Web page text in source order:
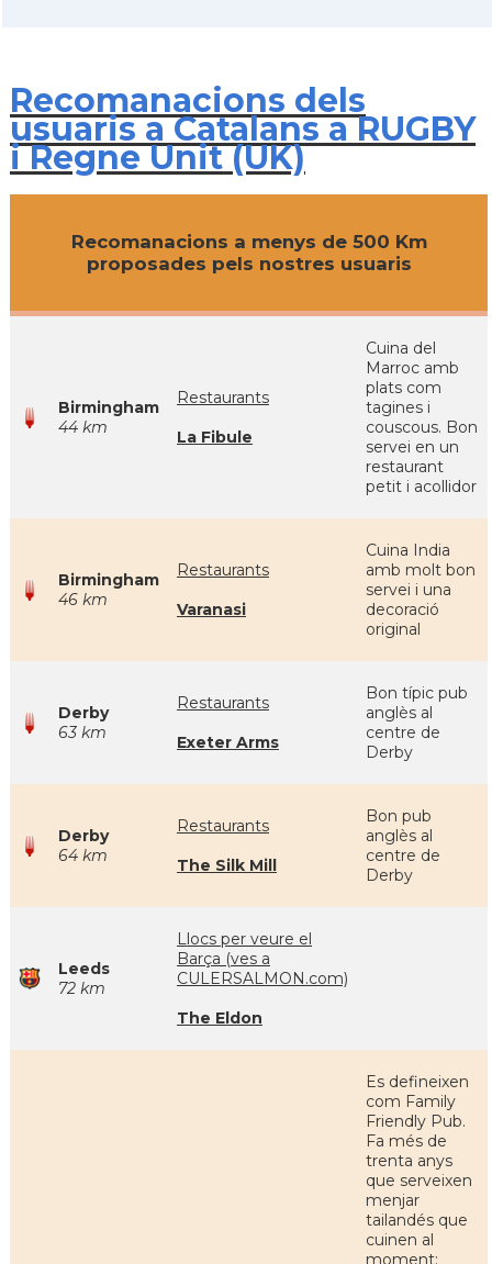
Recomanacions dels
usuaris a Catalans a RUGBY
i Regne Unit (UK)
Recomanacions a menys de 500 Km
proposades pels nostres usuaris
Birmingham
44 km
Restaurants
La Fibule
Cuina del
Marroc amb
plats com
tagines i
couscous. Bon
servei en un
restaurant
petit i acollidor
Birmingham
46 km
Restaurants
Varanasi
Cuina India
amb molt bon
servei i una
decoració
original
Derby
63 km
Restaurants
Exeter Arms
Bon típic pub
anglès al
centre de
Derby
Derby
64 km
Restaurants
The Silk Mill
Bon pub
anglès al
centre de
Derby
Leeds
72 km
Llocs per veure el
Barça (ves a
CULERSALMON.com)
The Eldon
Es defineixen
com Family
Friendly Pub.
Fa més de
trenta anys
que serveixen
menjar
tailandés que
cuinen al
moment: